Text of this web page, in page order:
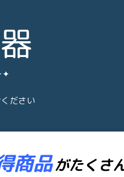
ださい
商品がたくさ